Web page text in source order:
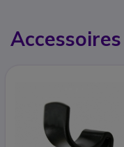
Accessoires